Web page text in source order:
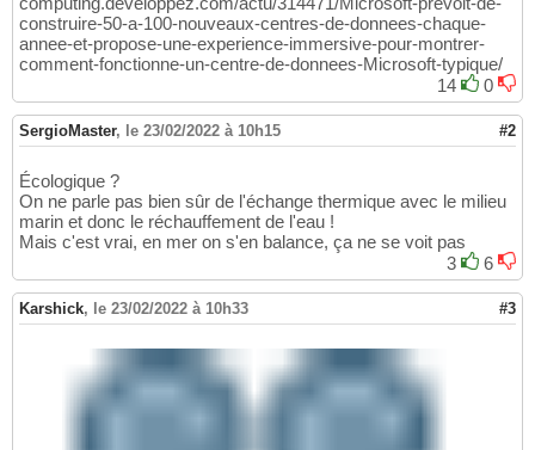
construire-50-a-100-nouveaux-centres-de-donnees-chaque-
annee-et-propose-une-experience-immersive-pour-montrer-
comment-fonctionne-un-centre-de-donnees-Microsoft-typique/
14
0
SergioMaster, le 23/02/2022 à 10h15 #2
Écologique ?
On ne parle pas bien sûr de l'échange thermique avec le milieu
marin et donc le réchauffement de l'eau !
Mais c'est vrai, en mer on s'en balance, ça ne se voit pas
3
6
Karshick, le 23/02/2022 à 10h33 #3